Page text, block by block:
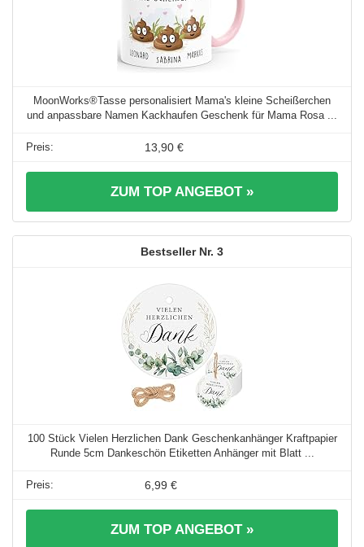
MoonWorks®Tasse personalisiert Mama's kleine Scheißerchen
und anpassbare Namen Kackhaufen Geschenk für Mama Rosa ...
13,90 €
ZUM TOP ANGEBOT »
3
100 Stück Vielen Herzlichen Dank Geschenkanhänger Kraftpapier
Runde 5cm Dankeschön Etiketten Anhänger mit Blatt ...
6,99 €
ZUM TOP ANGEBOT »